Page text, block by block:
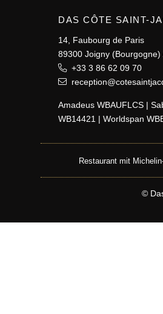
DAS CÔTE SAINT-
14, Faubourg de Paris
89300 Joigny (Bourgogne)
+33 3 86 62 09 70
Amadeus WBAUFLCS |
WB14421 | Worldspan
Restaurant mit
©